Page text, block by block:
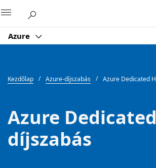
Azure
Kezdőlap Azure-díjszabás Azure Dedicated
Azure
díjszabás